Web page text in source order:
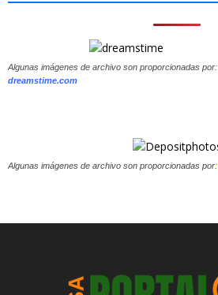
Algunas imágenes de archivo son proporcionadas por:
dreamstime.com
Algunas imágenes de archivo son proporcionadas por: